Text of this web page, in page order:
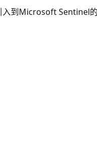
到Microsoft Sentinel的